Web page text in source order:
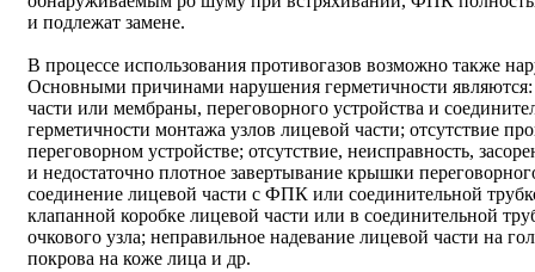
и подлежат замене.
В процессе использования противогазов возможно также
Основными причинами нарушения герметичности
части или мембраны, переговорного устройства и
герметичности монтажа узлов лицевой части; отсутствие
переговорном устройстве; отсутствие, неисправность,
и недостаточно плотное завертывание крышки
соединение лицевой части с ФПК или соединительной
клапанной коробке лицевой части или в соединительной
очкового узла; неправильное надевание лицевой части на
покрова на коже лица и др.